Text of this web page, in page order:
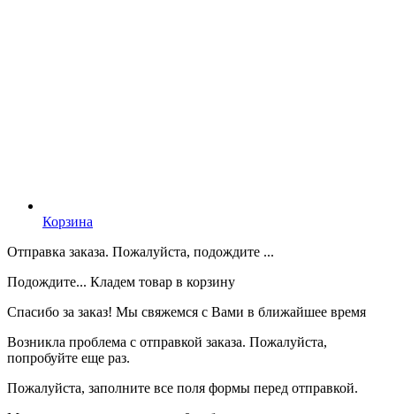
Корзина
Отправка заказа. Пожалуйста, подождите ...
Подождите... Кладем товар в корзину
Спасибо за заказ! Мы свяжемся с Вами в ближайшее время
Возникла проблема с отправкой заказа. Пожалуйста,
попробуйте еще раз.
Пожалуйста, заполните все поля формы перед отправкой.